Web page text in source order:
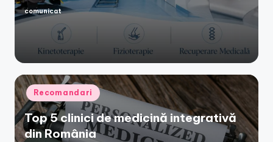
Posted
by
comunicat
Posted
in
Recomandari
Top 5 clinici de medicină integrativă
din România